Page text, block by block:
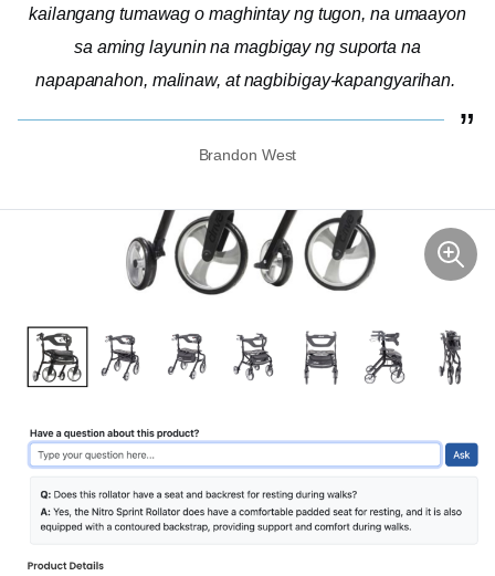
kailangang tumawag o maghintay ng tugon, na umaayon
sa aming layunin na magbigay ng suporta na
napapanahon, malinaw, at nagbibigay-kapangyarihan.
Brandon West